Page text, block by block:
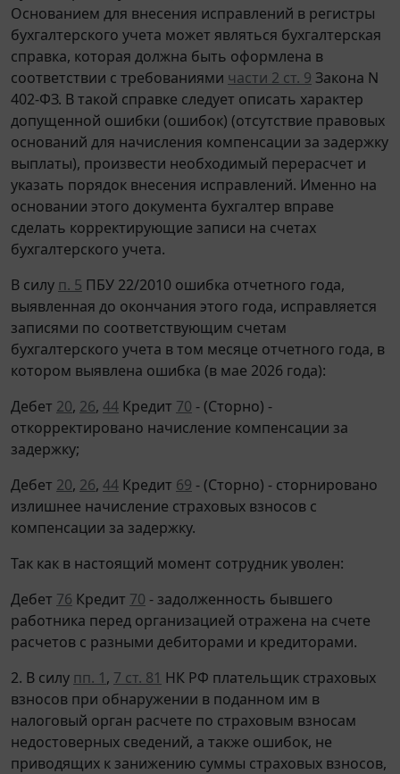
Основанием для внесения исправлений в регистры
бухгалтерского учета может являться бухгалтерская
справка, которая должна быть оформлена в
соответствии с требованиями части 2 ст. 9 Закона N
402-ФЗ. В такой справке следует описать характер
допущенной ошибки (ошибок) (отсутствие правовых
оснований для начисления компенсации за задержку
выплаты), произвести необходимый перерасчет и
указать порядок внесения исправлений. Именно на
основании этого документа бухгалтер вправе
сделать корректирующие записи на счетах
бухгалтерского учета.
В силу п. 5 ПБУ 22/2010 ошибка отчетного года,
выявленная до окончания этого года, исправляется
записями по соответствующим счетам
бухгалтерского учета в том месяце отчетного года, в
котором выявлена ошибка (в мае 2026 года):
Дебет 20, 26, 44 Кредит 70 - (Сторно) -
откорректировано начисление компенсации за
задержку;
Дебет 20, 26, 44 Кредит 69 - (Сторно) - сторнировано
излишнее начисление страховых взносов с
компенсации за задержку.
Так как в настоящий момент сотрудник уволен:
Дебет 76 Кредит 70 - задолженность бывшего
работника перед организацией отражена на счете
расчетов с разными дебиторами и кредиторами.
2. В силу пп. 1, 7 ст. 81 НК РФ плательщик страховых
взносов при обнаружении в поданном им в
налоговый орган расчете по страховым взносам
недостоверных сведений, а также ошибок, не
приводящих к занижению суммы страховых взносов,